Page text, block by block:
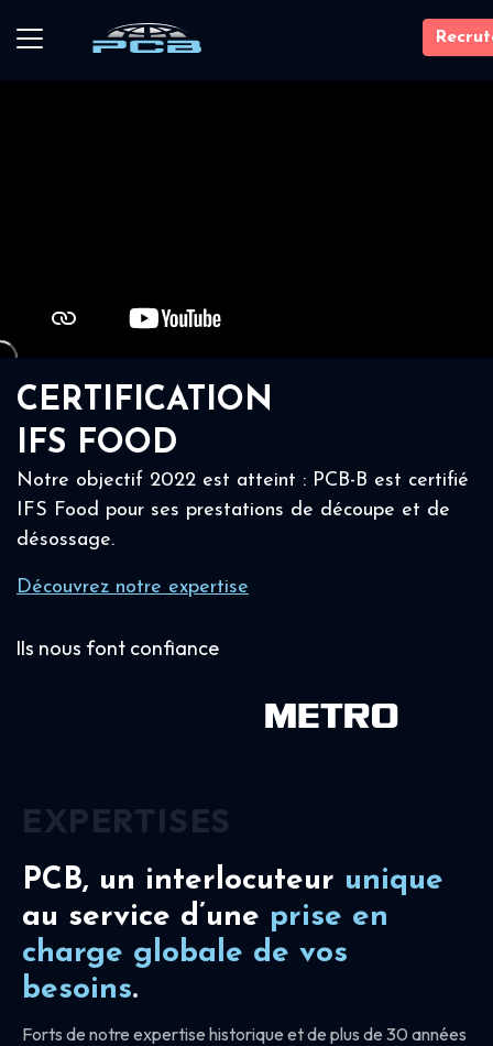
CERTIFICATION
IFS FOOD
Notre objectif 2022 est atteint : PCB-B est certifié
IFS Food pour ses prestations de découpe et de
désossage.
Découvrez notre expertise
Ils nous font confiance
PCB, un interlocuteur unique
au service d’une prise en
charge globale de vos
besoins.
Forts de notre expertise historique et de plus de 30 années
EXPERTISES